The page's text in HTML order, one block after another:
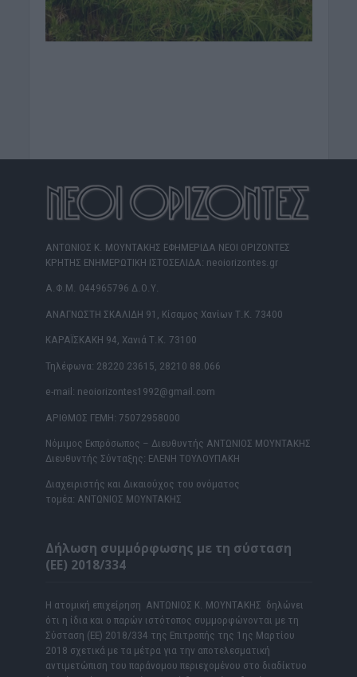
ΑΝΤΩΝΙΟΣ Κ. ΜΟΥΝΤΑΚΗΣ ΕΦΗΜΕΡΙΔΑ ΝΕΟΙ ΟΡΙΖΟΝΤΕΣ
ΚΡΗΤΗΣ ΕΝΗΜΕΡΩΤΙΚΗ ΙΣΤΟΣΕΛΙΔΑ: neoiorizontes.gr
Α.Φ.Μ. 044965796 Δ.Ο.Υ.
ΑΝΑΓΝΩΣΤΗ ΣΚΑΛΙΔΗ 91, Κίσαμος Χανίων Τ.Κ. 73400
ΚΑΡΑΪΣΚΑΚΗ 94, Χανιά Τ.Κ. 73100
Τηλέφωνα: 28220 23615, 28210 88.066
e-mail: neoiorizontes1992@gmail.com
ΑΡΙΘΜΟΣ ΓΕΜΗ: 75072958000
Νόμιμος Εκπρόσωπος – Διευθυντής ΑΝΤΩΝΙΟΣ ΜΟΥΝΤΑΚΗΣ
Διευθυντής Σύνταξης: ΕΛΕΝΗ ΤΟΥΛΟΥΠΑΚΗ
Διαχειριστής και Δικαιούχος του ονόματος
τομέα: ΑΝΤΩΝΙΟΣ ΜΟΥΝΤΑΚΗΣ
Δήλωση συμμόρφωσης με τη σύσταση
(ΕΕ) 2018/334
Η ατομική επιχείρηση ΑΝΤΩΝΙΟΣ Κ. ΜΟΥΝΤΑΚΗΣ δηλώνει
ότι η ίδια και ο παρών ιστότοπος συμμορφώνονται με τη
Σύσταση (ΕΕ) 2018/334 της Επιτροπής της 1ης Μαρτίου
2018 σχετικά με τα μέτρα για την αποτελεσματική
αντιμετώπιση του παράνομου περιεχομένου στο διαδίκτυο